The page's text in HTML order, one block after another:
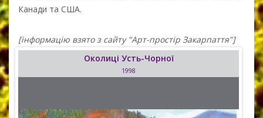
Канади та США.
[інформацію взято з сайту "Арт-простір Закарпаття"]
Околиці Усть-Чорної
1998